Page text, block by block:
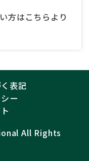
方はこちらより
表記
ー
All Rights